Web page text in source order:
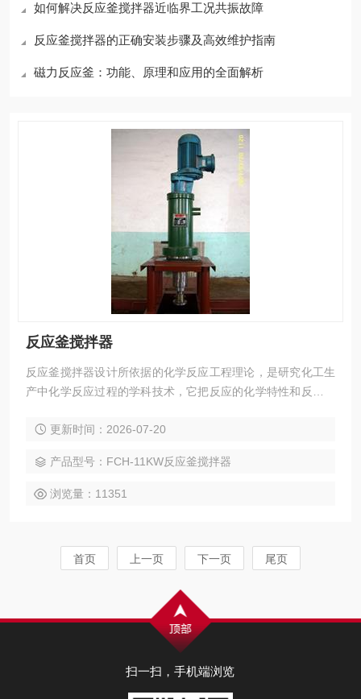
如何解决反应釜搅拌器近临界工况共振故障
反应釜搅拌器的正确安装步骤及高效维护指南
磁力反应釜：功能、原理和应用的全面解析
反应釜搅拌器
反应釜搅拌器设计所依据的化学反应工程理论，是研究化工生
产中化学反应过程的学科技术，它把反应的化学特性和反应器
等领域。更新时间：2026-07-20
产品型号：FCH-11KW反应釜搅拌器
浏览量：11351
首页 上一页 下一页 尾页
扫一扫，手机端浏览